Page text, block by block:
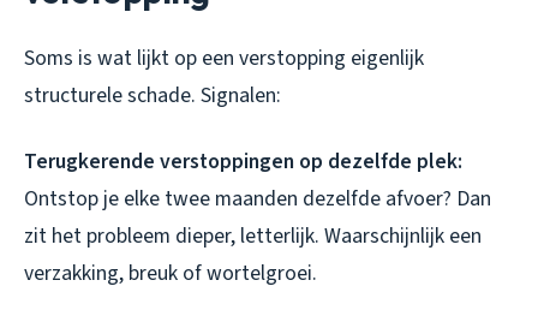
Soms is wat lijkt op een verstopping eigenlijk
structurele schade. Signalen:
Terugkerende verstoppingen op dezelfde plek:
Ontstop je elke twee maanden dezelfde afvoer? Dan
zit het probleem dieper, letterlijk. Waarschijnlijk een
verzakking, breuk of wortelgroei.